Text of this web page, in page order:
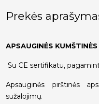
Prekės
APSAUGINĖS KUMŠTINĖS
Su CE sertifikatu,
Apsauginės pirštinės
sužalojimų.